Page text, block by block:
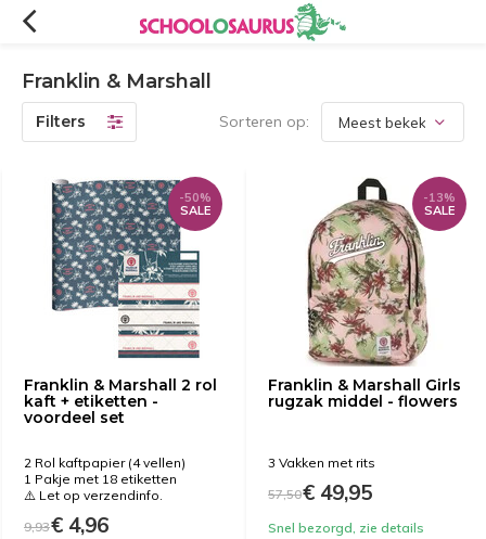
Franklin & Marshall
Filters Sorteren op:
Franklin & Marshall 2 rol
kaft + etiketten -
voordeel set
-50%
SALE
2 Rol kaftpapier (4 vellen)
1 Pakje met 18 etiketten
⚠️ Let op verzendinfo.
9,93€ 4,96
Franklin & Marshall Girls
rugzak middel - flowers
-13%
SALE
3 Vakken met rits
57,50€ 49,95
Snel bezorgd, zie details